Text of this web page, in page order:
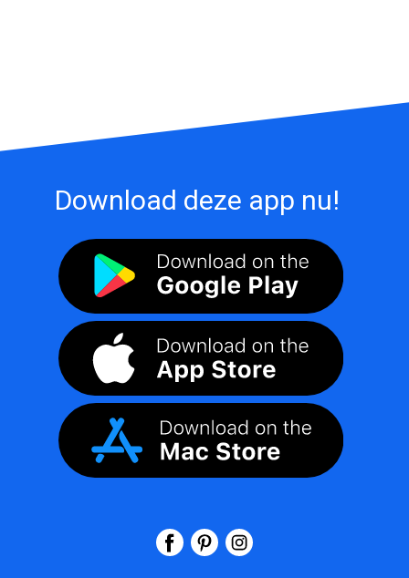
Download deze app nu!